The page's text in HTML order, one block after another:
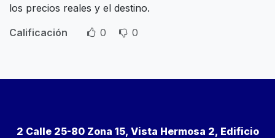
los precios reales y el destino.
Calificación
0 0
2 Calle 25-80 Zona 15, Vista Hermosa 2, Edificio